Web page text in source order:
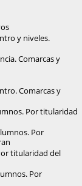
y niveles.
Comarcas y
Comarcas y
Por titularidad
Por
titularidad del
Por